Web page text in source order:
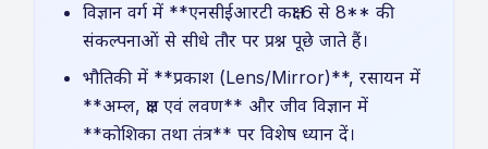
विज्ञान वर्ग में **एनसीईआरटी कक्षा 6 से 8** की
संकल्पनाओं से सीधे तौर पर प्रश्न पूछे जाते हैं।
भौतिकी में **प्रकाश (Lens/Mirror)**, रसायन में
**अम्ल, क्षार एवं लवण** और जीव विज्ञान में
**कोशिका तथा तंत्र** पर विशेष ध्यान दें।